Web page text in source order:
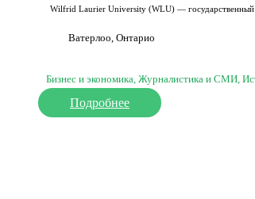
Wilfrid Laurier University (WLU) — государственный
Ватерлоо, Онтарио
Бизнес и экономика, Журналистика и СМИ,
Подробнее